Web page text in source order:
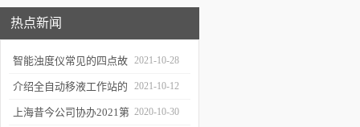
热点新闻
智能浊度仪常见的四点故
障
2021-10-28
介绍全自动移液工作站的
三种移液方式
2021-10-12
上海昔今公司协办2021第 2020-10-30